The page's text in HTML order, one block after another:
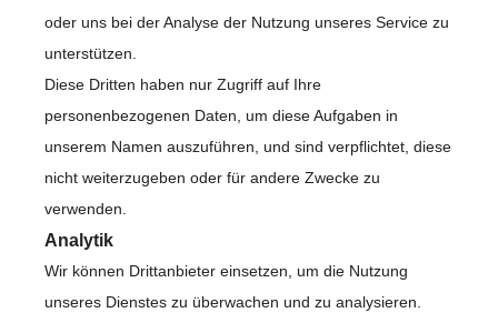
oder uns bei der Analyse der Nutzung unseres Service zu
unterstützen.
Diese Dritten haben nur Zugriff auf Ihre
personenbezogenen Daten, um diese Aufgaben in
unserem Namen auszuführen, und sind verpflichtet, diese
nicht weiterzugeben oder für andere Zwecke zu
verwenden.
Analytik
Wir können Drittanbieter einsetzen, um die Nutzung
unseres Dienstes zu überwachen und zu analysieren.